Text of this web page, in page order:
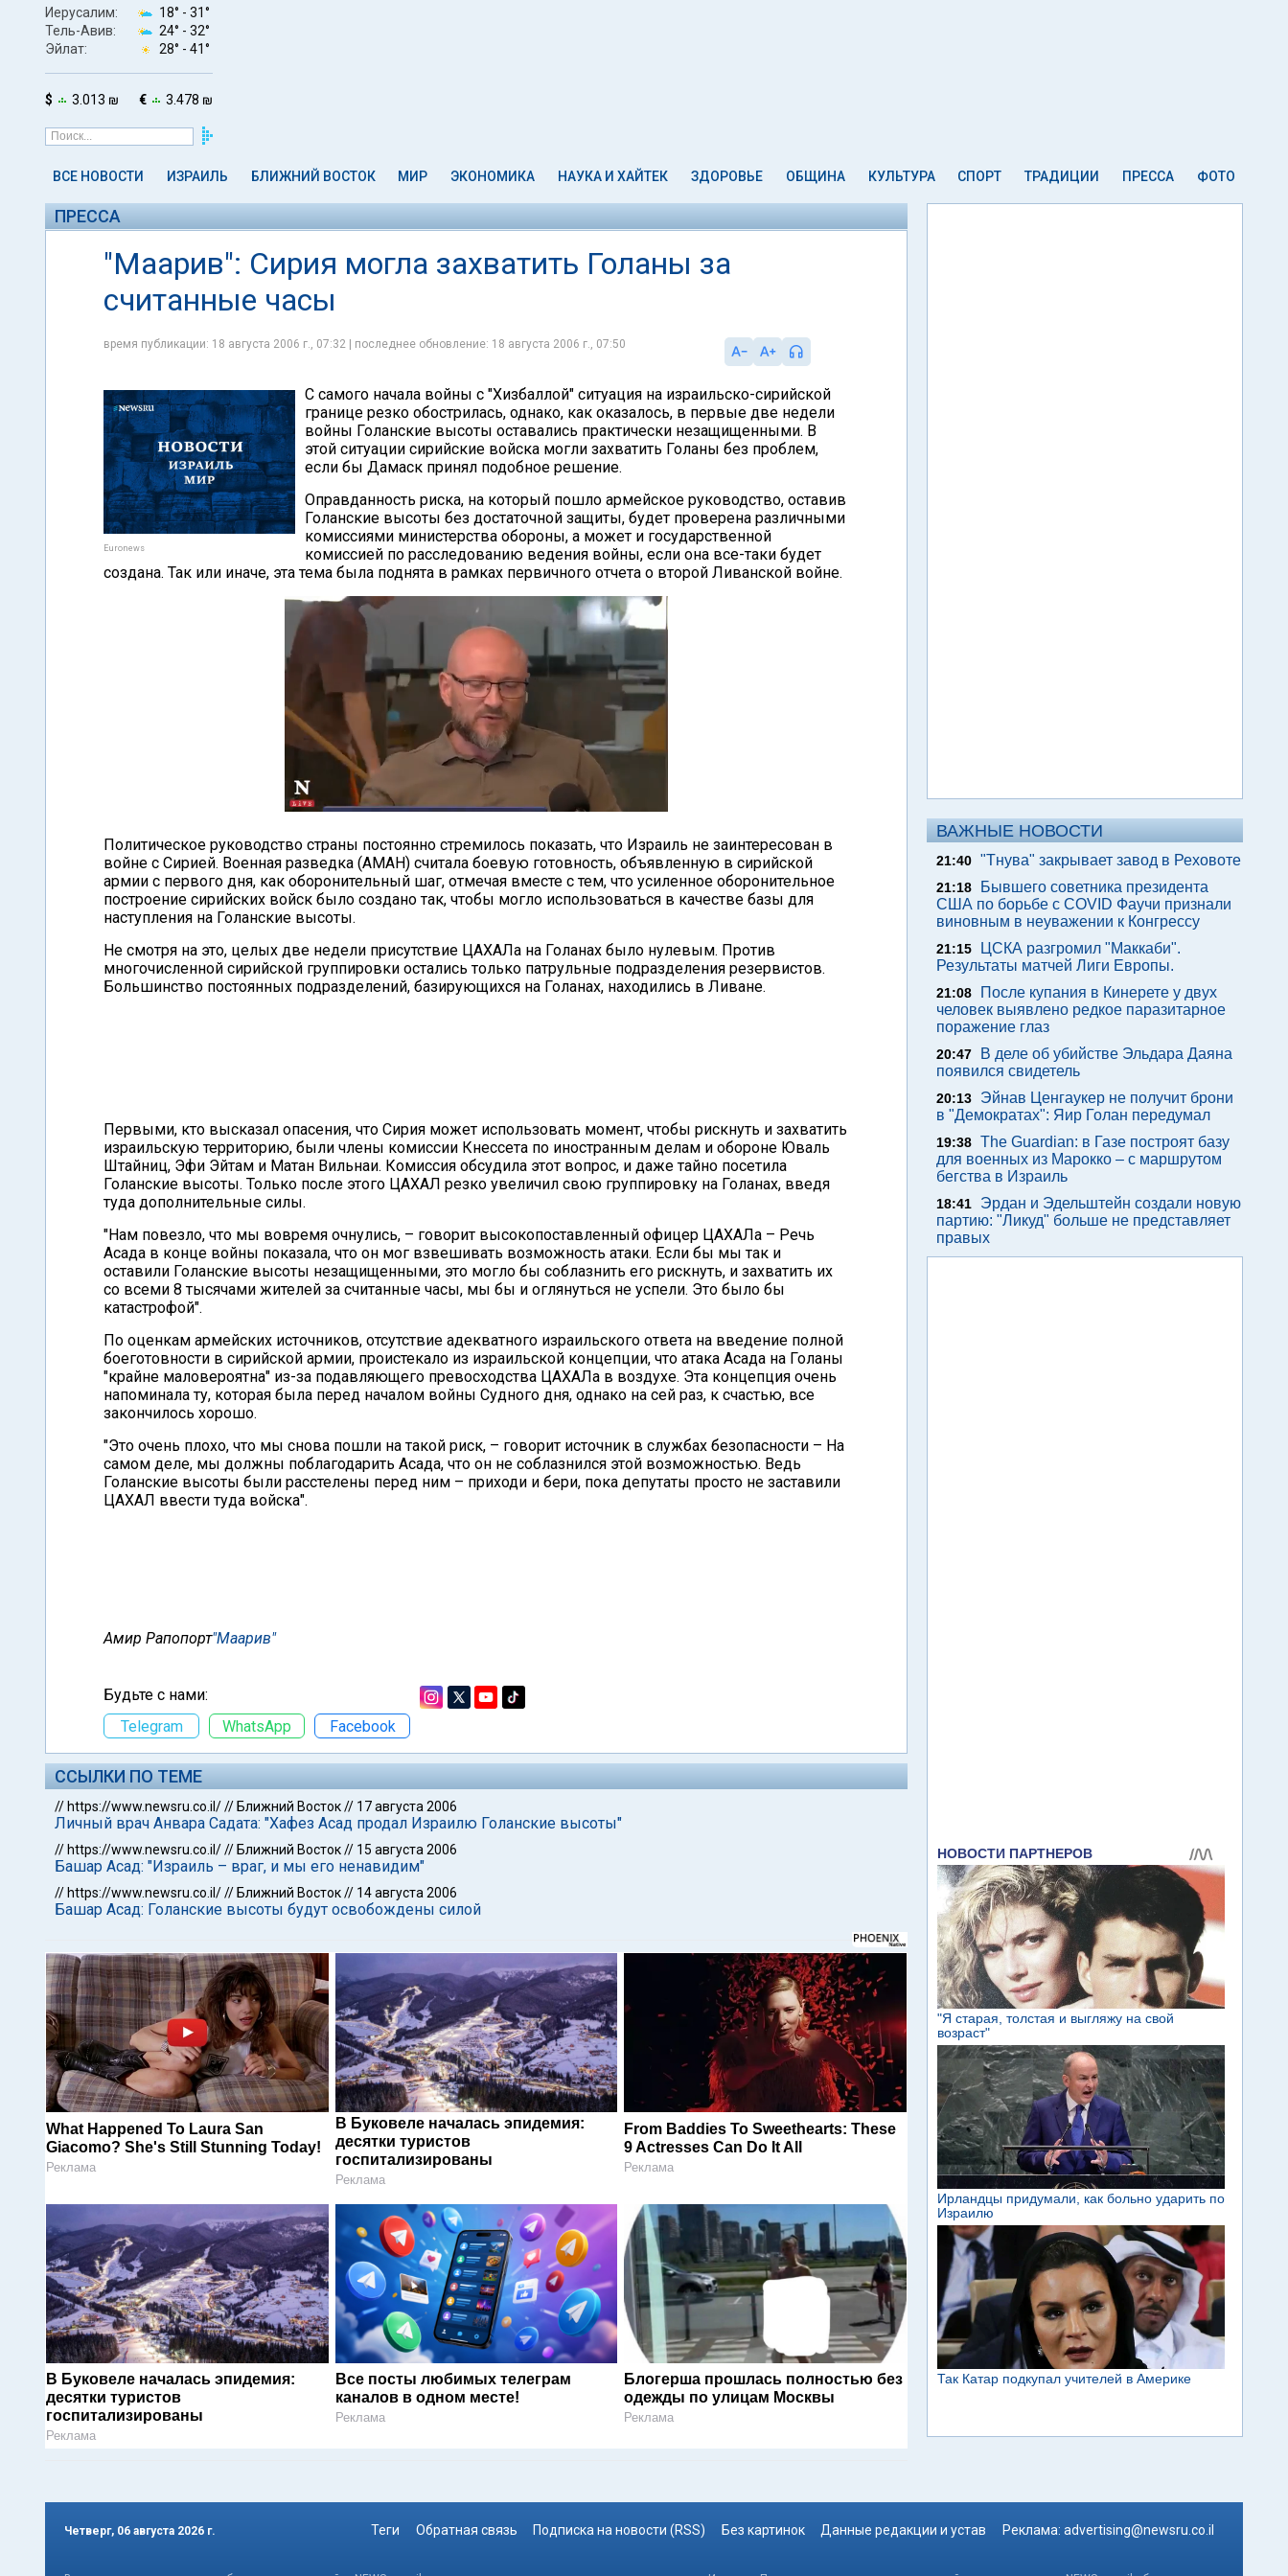
Иерусалим: 18° - 31°
Тель-Авив:
24° - 32°
Эйлат:
28° - 41°
$ 3.013 ₪ € 3.478 ₪
ВСЕ НОВОСТИ ИЗРАИЛЬ БЛИЖНИЙ ВОСТОК МИР ЭКОНОМИКА НАУКА И ХАЙТЕК ЗДОРОВЬЕ ОБЩИНА КУЛЬТУРА СПОРТ ТРАДИЦИИ ПРЕССА ФОТО
ПРЕССА
"Маарив": Сирия могла захватить Голаны за
считанные часы
время публикации: 18 августа 2006 г., 07:32 | последнее обновление: 18 августа 2006 г., 07:50
Euronews
С самого начала войны с "Хизбаллой" ситуация на израильско-сирийской
границе резко обострилась, однако, как оказалось, в первые две недели
войны Голанские высоты оставались практически незащищенными. В
этой ситуации сирийские войска могли захватить Голаны без проблем,
если бы Дамаск принял подобное решение.
Оправданность риска, на который пошло армейское руководство, оставив
Голанские высоты без достаточной защиты, будет проверена различными
комиссиями министерства обороны, а может и государственной
комиссией по расследованию ведения войны, если она все-таки будет
создана. Так или иначе, эта тема была поднята в рамках первичного отчета о второй Ливанской войне.
Политическое руководство страны постоянно стремилось показать, что Израиль не заинтересован в
войне с Сирией. Военная разведка (АМАН) считала боевую готовность, объявленную в сирийской
армии с первого дня, как оборонительный шаг, отмечая вместе с тем, что усиленное оборонительное
построение сирийских войск было создано так, чтобы могло использоваться в качестве базы для
наступления на Голанские высоты.
Не смотря на это, целых две недели присутствие ЦАХАЛа на Голанах было нулевым. Против
многочисленной сирийской группировки остались только патрульные подразделения резервистов.
Большинство постоянных подразделений, базирующихся на Голанах, находились в Ливане.
Первыми, кто высказал опасения, что Сирия может использовать момент, чтобы рискнуть и захватить
израильскую территорию, были члены комиссии Кнессета по иностранным делам и обороне Юваль
Штайниц, Эфи Эйтам и Матан Вильнаи. Комиссия обсудила этот вопрос, и даже тайно посетила
Голанские высоты. Только после этого ЦАХАЛ резко увеличил свою группировку на Голанах, введя
туда дополнительные силы.
"Нам повезло, что мы вовремя очнулись, – говорит высокопоставленный офицер ЦАХАЛа – Речь
Асада в конце войны показала, что он мог взвешивать возможность атаки. Если бы мы так и
оставили Голанские высоты незащищенными, это могло бы соблазнить его рискнуть, и захватить их
со всеми 8 тысячами жителей за считанные часы, мы бы и оглянуться не успели. Это было бы
катастрофой".
По оценкам армейских источников, отсутствие адекватного израильского ответа на введение полной
боеготовности в сирийской армии, проистекало из израильской концепции, что атака Асада на Голаны
"крайне маловероятна" из-за подавляющего превосходства ЦАХАЛа в воздухе. Эта концепция очень
напоминала ту, которая была перед началом войны Судного дня, однако на сей раз, к счастью, все
закончилось хорошо.
"Это очень плохо, что мы снова пошли на такой риск, – говорит источник в службах безопасности – На
самом деле, мы должны поблагодарить Асада, что он не соблазнился этой возможностью. Ведь
Голанские высоты были расстелены перед ним – приходи и бери, пока депутаты просто не заставили
ЦАХАЛ ввести туда войска".
Амир Рапопорт"Маарив"
Будьте с нами:
Telegram
WhatsApp Facebook
ССЫЛКИ ПО ТЕМЕ
// https://www.newsru.co.il/// Ближний Восток// 17 августа 2006
Личный врач Анвара Садата: "Хафез Асад продал Израилю Голанские высоты"
// https://www.newsru.co.il/// Ближний Восток// 15 августа 2006
Башар Асад: "Израиль – враг, и мы его ненавидим"
// https://www.newsru.co.il/// Ближний Восток// 14 августа 2006
Башар Асад: Голанские высоты будут освобождены силой
What Happened To Laura San
Giacomo? She's Still Stunning Today!
Реклама
В Буковеле началась эпидемия:
десятки туристов
госпитализированы
Реклама
From Baddies To Sweethearts: These
9 Actresses Can Do It All
Реклама
В Буковеле началась эпидемия:
десятки туристов
госпитализированы
Реклама
Все посты любимых телеграм
каналов в одном месте!
Реклама
Блогерша прошлась полностью без
одежды по улицам Москвы
Реклама
ВАЖНЫЕ НОВОСТИ
21:40 "Тнува" закрывает завод в Реховоте
21:18
Бывшего советника президента
США по борьбе с COVID Фаучи признали
виновным в неуважении к Конгрессу
21:15
ЦСКА разгромил "Маккаби".
Результаты матчей Лиги Европы.
21:08
После купания в Кинерете у двух
человек выявлено редкое паразитарное
поражение глаз
20:47
В деле об убийстве Эльдара Даяна
появился свидетель
20:13
Эйнав Ценгаукер не получит брони
в "Демократах": Яир Голан передумал
19:38 The Guardian: в Газе построят базу
для военных из Марокко – с маршрутом
бегства в Израиль
18:41
Эрдан и Эдельштейн создали новую
партию: "Ликуд" больше не представляет
правых
Четверг, 06 августа 2026 г. Теги Обратная связь Подписка на новости (RSS) Без картинок Данные редакции и устав Реклама: advertising@newsru.co.il